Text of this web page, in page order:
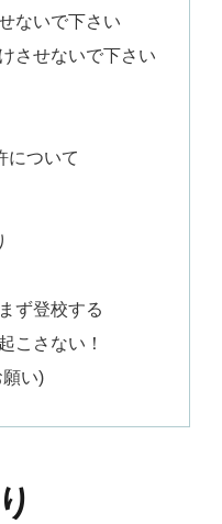
ないで下さい
させないで下さい
について
ず登校する
こさない！
い)